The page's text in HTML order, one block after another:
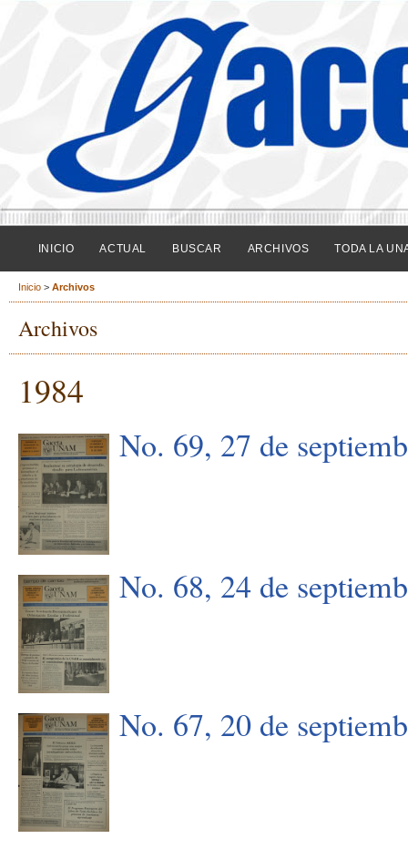
INICIO ACTUAL BUSCAR ARCHIVOS TODA LA
Inicio > Archivos
Archivos
1984
No. 69, 27 de
No. 68, 24 de
No. 67, 20 de